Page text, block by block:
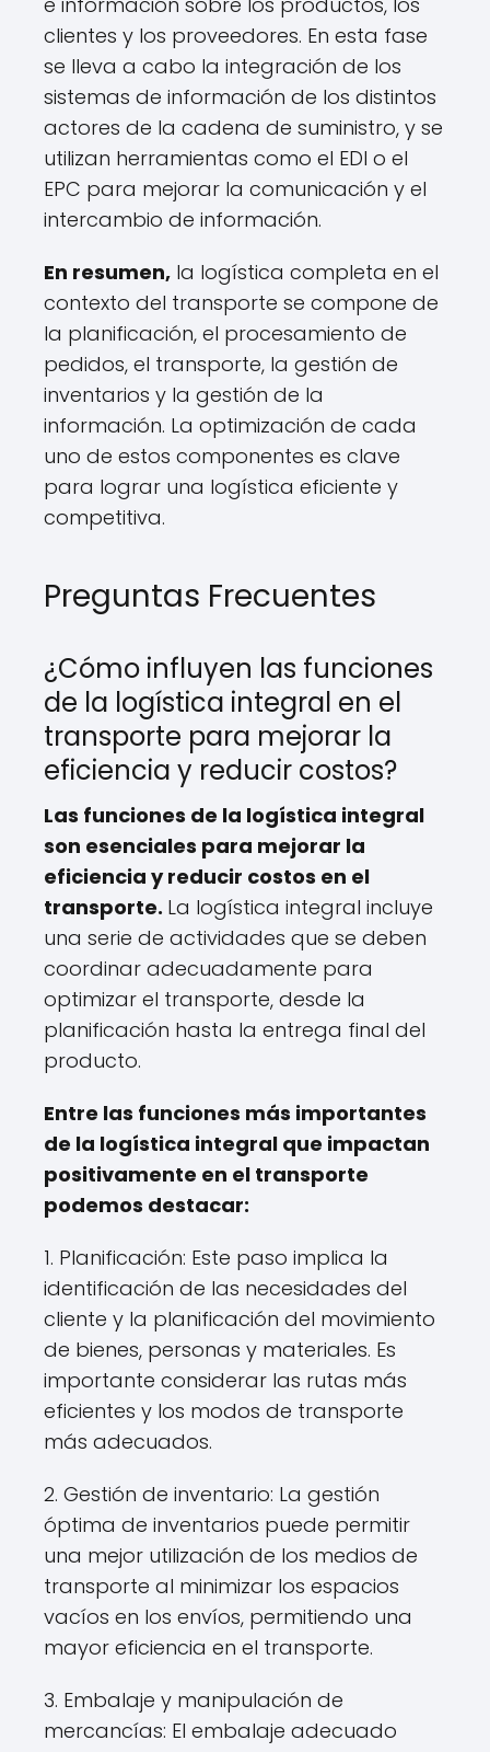
clientes y los proveedores. En esta fase
se lleva a cabo la integración de los
sistemas de información de los distintos
actores de la cadena de suministro, y se
utilizan herramientas como el EDI o el
EPC para mejorar la comunicación y el
intercambio de información.
En resumen, la logística completa en el
contexto del transporte se compone de
la planificación, el procesamiento de
pedidos, el transporte, la gestión de
inventarios y la gestión de la
información. La optimización de cada
uno de estos componentes es clave
para lograr una logística eficiente y
competitiva.
Preguntas Frecuentes
¿Cómo influyen las funciones
de la logística integral en el
transporte para mejorar la
eficiencia y reducir costos?
Las funciones de la logística integral
son esenciales para mejorar la
eficiencia y reducir costos en el
transporte. La logística integral incluye
una serie de actividades que se deben
coordinar adecuadamente para
optimizar el transporte, desde la
planificación hasta la entrega final del
producto.
Entre las funciones más importantes
de la logística integral que impactan
positivamente en el transporte
podemos destacar:
1. Planificación: Este paso implica la
identificación de las necesidades del
cliente y la planificación del movimiento
de bienes, personas y materiales. Es
importante considerar las rutas más
eficientes y los modos de transporte
más adecuados.
2. Gestión de inventario: La gestión
óptima de inventarios puede permitir
una mejor utilización de los medios de
transporte al minimizar los espacios
vacíos en los envíos, permitiendo una
mayor eficiencia en el transporte.
3. Embalaje y manipulación de
mercancías: El embalaje adecuado